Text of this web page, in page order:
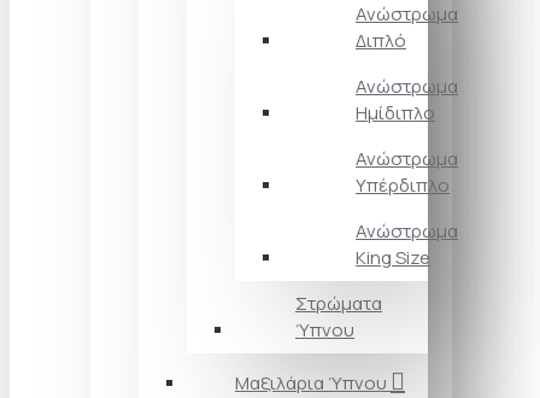
Ανώστρωμα
Διπλό
Ανώστρωμα
Ημίδιπλο
Ανώστρωμα
Υπέρδιπλο
Ανώστρωμα
King Size
Στρώματα
Ύπνου
Μαξιλάρια Ύπνου